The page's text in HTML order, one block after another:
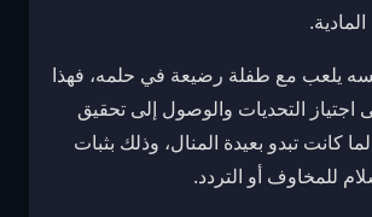
يلعب مع طفلة رضيعة في حلمه، فهذا
التحديات والوصول إلى تحقيق
كانت تبدو بعيدة المنال، وذلك بثبات
للمخاوف أو التردد.